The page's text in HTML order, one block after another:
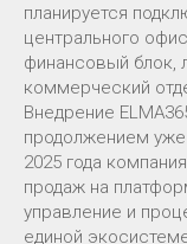
планируется
центрального
финансовый блок,
коммерческий
Внедрение
продолжением
2025 года
продаж на
управление и
единой